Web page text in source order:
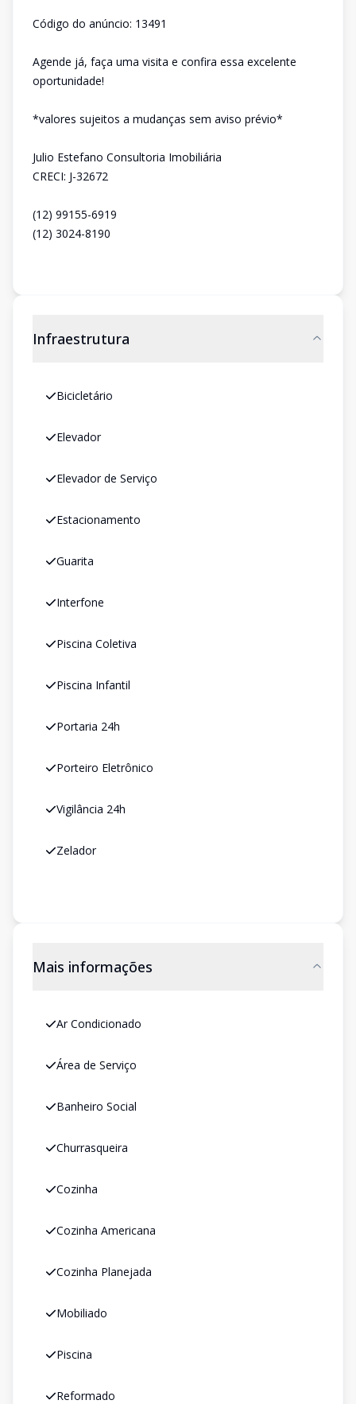
Código do anúncio: 13491
Agende já, faça uma visita e confira essa excelente
oportunidade!
*valores sujeitos a mudanças sem aviso prévio*
Julio Estefano Consultoria Imobiliária
CRECI: J-32672
(12) 99155-6919
(12) 3024-8190
Infraestrutura
Bicicletário
Elevador
Elevador de Serviço
Estacionamento
Guarita
Interfone
Piscina Coletiva
Piscina Infantil
Portaria 24h
Porteiro Eletrônico
Vigilância 24h
Zelador
Mais informações
Ar Condicionado
Área de Serviço
Banheiro Social
Churrasqueira
Cozinha
Cozinha Americana
Cozinha Planejada
Mobiliado
Piscina
Reformado